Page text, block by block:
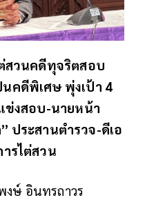
สวนคดีทุจริตสอบ
คดีพิเศษ พุ่งเป้า 4
ข่งสอบ-นายหน้า
ประสานตำรวจ-ดีเอ
รไต่สวน
งษ์ อินทรถาวร